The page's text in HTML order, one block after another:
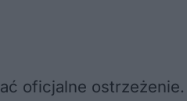
oficjalne